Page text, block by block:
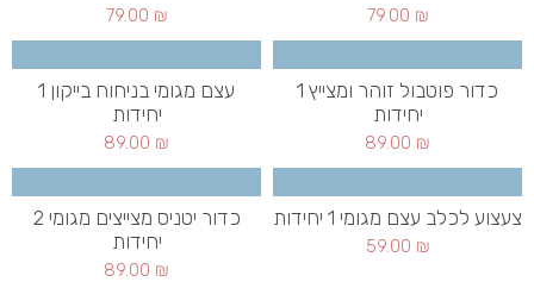
79.00 ₪
79.00 ₪
כדור פוטבול זוהר ומצייץ 1
יחידות
89.00 ₪
עצם מגומי בניחוח בייקון 1
יחידות
89.00 ₪
צעצוע לכלב עצם מגומי 1 יחידות
59.00 ₪
כדור יטניס מצייצים מגומי 2
יחידות
89.00 ₪